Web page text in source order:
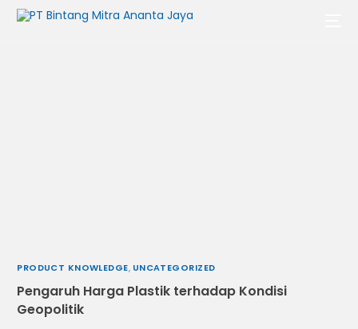
PRODUCT KNOWLEDGE, UNCATEGORIZED
Pengaruh Harga Plastik terhadap Kondisi
Geopolitik